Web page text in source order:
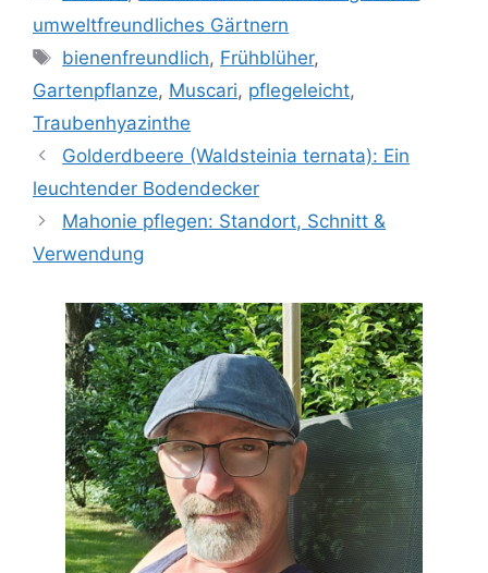
umweltfreundliches Gärtnern
Schlagwörter
bienenfreundlich, Frühblüher,
Gartenpflanze, Muscari, pflegeleicht,
Traubenhyazinthe
Golderdbeere (Waldsteinia ternata): Ein
leuchtender Bodendecker
Mahonie pflegen: Standort, Schnitt &
Verwendung